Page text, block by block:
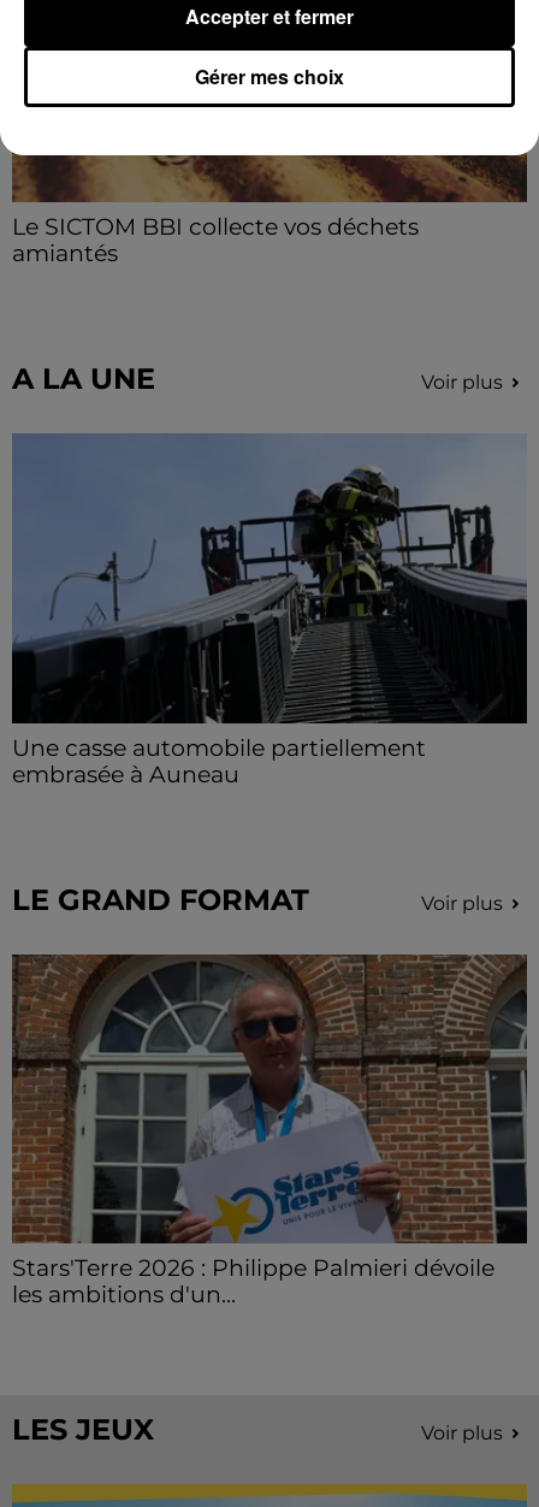
Le SICTOM BBI collecte vos déchets
amiantés
A LA UNE Voir plus
Une casse automobile partiellement
embrasée à Auneau
LE GRAND FORMAT Voir plus
Stars'Terre 2026 : Philippe Palmieri dévoile
les ambitions d'un...
LES JEUX Voir plus
Gérer mes choix
Accepter et fermer